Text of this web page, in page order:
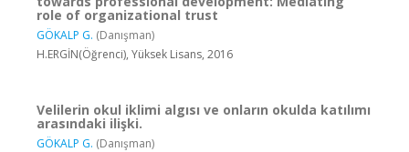
role of organizational trust
GÖKALP G. (Danışman)
H.ERGİN(Öğrenci), Yüksek Lisans, 2016
Velilerin okul iklimi algısı ve onların okulda katılımı
arasındaki ilişki.
GÖKALP G. (Danışman)